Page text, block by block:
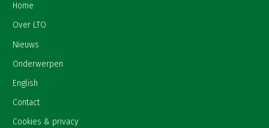
Home
Over LTO
Nieuws
Onderwerpen
English
Contact
Cookies & privacy